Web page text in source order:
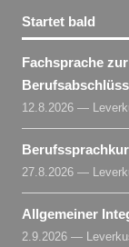
Startet bald
Fachsprache
12.8.2026 —
27.8.2026 —
Allgemeiner
2.9.2026 —